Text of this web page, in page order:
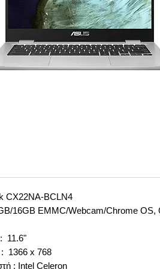
CX22NA-BCLN4
16GB EMMC/Webcam/Chrome OS,
11.6"
1366 x 768
: Intel Celeron